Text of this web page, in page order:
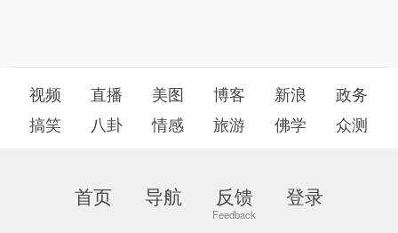
视频 直播 美图 博客 新浪
政务
搞笑
八卦 情感 旅游 佛学 众测
首页 导航 反馈 登录